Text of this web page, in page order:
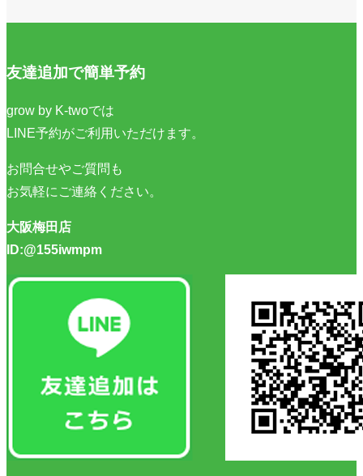
友達追加で簡単予約
grow by K-twoでは
LINE予約がご利用いただけます。
お問合せやご質問も
お気軽にご連絡ください。
大阪梅田店
ID:@155iwmpm